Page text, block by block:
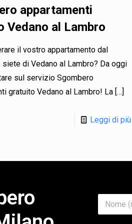
appartamenti
Vedano al Lambro
il vostro appartamento dal
siete di Vedano al Lambro? Da oggi
sul servizio Sgombero
gratuito Vedano al Lambro! La[…]
Leggi di più
N
m